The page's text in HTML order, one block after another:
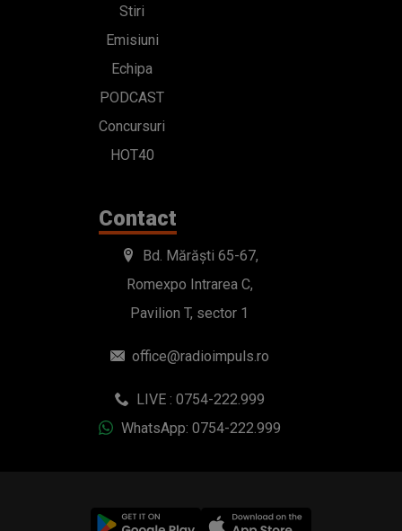
Stiri
Emisiuni
Echipa
PODCAST
Concursuri
HOT40
Contact
Bd. Mărăști 65-67,
Romexpo Intrarea C,
Pavilion T, sector 1
office@radioimpuls.ro
LIVE : 0754-222.999
WhatsApp: 0754-222.999